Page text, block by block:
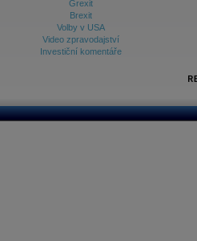
Grexit
Brexit
Volby v USA
Video zpravodajství
Investiční komentáře